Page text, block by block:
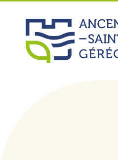
Aller
contenu
Panneau de gestion des cookies